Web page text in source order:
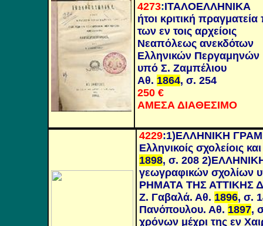
4273:ΙΤΑΛΟΕΛΛΗΝΙΚΑ
ήτοι κριτική πραγματεία
των εν τοις αρχείοις
Νεαπόλεως ανεκδότων
Ελληνικών Περγαμηνών
υπό Σ. Ζαμπέλιου
Αθ. 1864, σ. 254
250 €
ΑΜΕΣΑ ΔΙΑΘΕΣΙΜΟ
4229:1)ΕΛΛΗΝΙΚΗ
Ελληνικοίς σχολείοις
1898, σ. 208
γεωγραφικών σχολίων
ΡΗΜΑΤΑ ΤΗΣ ΑΤΤΙΚΗΣ
Ζ. Γαβαλά. Αθ. 1896, σ.
Πανόπουλου. Αθ. 1897,
χρόνων μέχρι της εν